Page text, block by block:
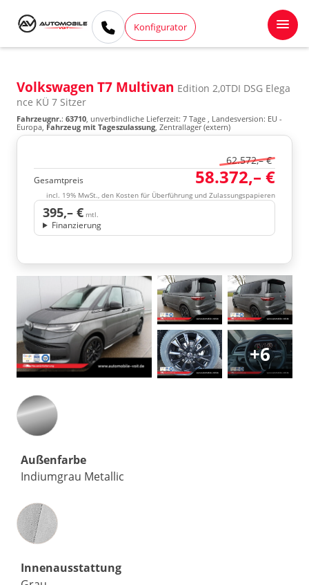
Konfigurator
Volkswagen T7 Multivan Edition 2,0TDI DSG Elega
nce KÜ 7 Sitzer
Fahrzeugnr.: 63710, unverbindliche Lieferzeit: 7 Tage , Landesversion: EU -
Europa, Fahrzeug mit Tageszulassung, Zentrallager (extern)
62.572,– €
Gesamtpreis 58.372,– €
incl. 19% MwSt., den Kosten für Überführung und Zulassungspapieren
395,– € mtl.
Finanzierung
+6
Außenfarbe
Indiumgrau Metallic
Innenausstattung
Innenausstattung